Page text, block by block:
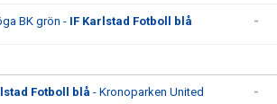
BK grön - IF Karlstad Fotboll blå -
Fotboll blå - Kronoparken United -